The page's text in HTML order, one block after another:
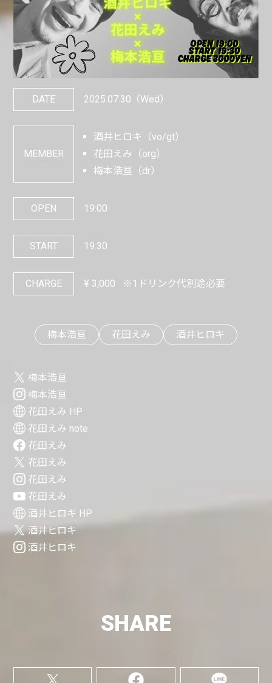
DATE 2025.07.30 （Wed）
MEMBER
酒井ヒロキ（vo/gt）
花田えみ（org）
梅本浩亘（dr）
OPEN 19:00
START 19:30
CHARGE ¥ 3,000 ※1ドリンク代別途必要
梅本浩亘 花田えみ 酒井ヒロキ
梅本浩亘
梅本浩亘
花田えみ HP
花田えみ note
花田えみ
花田えみ
花田えみ
花田えみ
酒井ヒロキ HP
酒井ヒロキ
酒井ヒロキ
SHARE